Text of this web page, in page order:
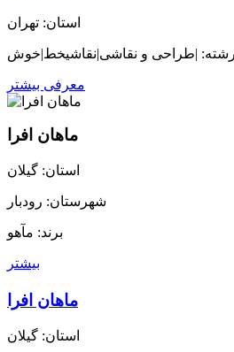
استان: تهران
معرفی بیشتر
ماهان افرا
استان: گیلان
شهرستان: رودبار
برند: مآهو
بیشتر
ماهان افرا
استان: گیلان